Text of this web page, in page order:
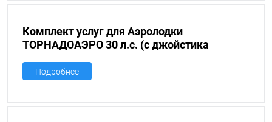
Комплект услуг для Аэролодки
ТОРНАДОАЭРО 30 л.с. (с джойстика
Подробнее